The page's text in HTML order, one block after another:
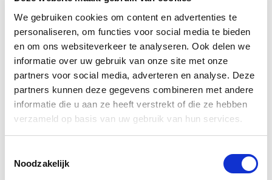
We gebruiken cookies om content en advertenties te
personaliseren, om functies voor social media te bieden
en om ons websiteverkeer te analyseren. Ook delen we
informatie over uw gebruik van onze site met onze
partners voor social media, adverteren en analyse. Deze
partners kunnen deze gegevens combineren met andere
informatie die u aan ze heeft verstrekt of die ze hebben
verzameld op basis van uw gebruik van hun services.
Noodzakelijk